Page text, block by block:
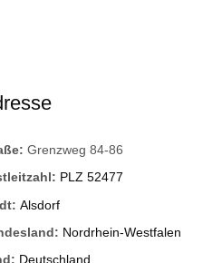
Grenzweg 84-86
PLZ 52477
Alsdorf
Nordrhein-Westfalen
Deutschland